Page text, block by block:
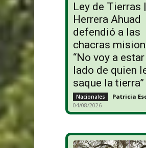
Ley de Tierras |
Herrera Ahuad
defendió a las
chacras
“No voy a
lado de quien
saque la tierra”
Nacionales Patricia
04/08/2026